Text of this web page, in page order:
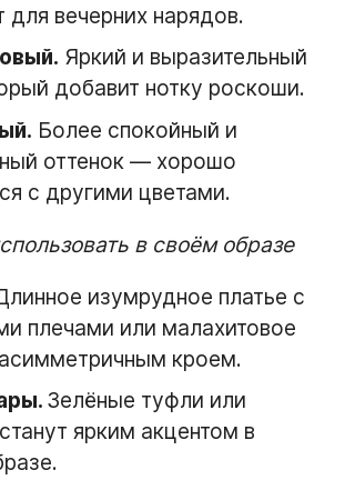
для вечерних нарядов.
Яркий и выразительный
добавит нотку роскоши.
Более спокойный и
оттенок — хорошо
с другими цветами.
в своём образе
изумрудное платье с
плечами или малахитовое
кроем.
Зелёные туфли или
ярким акцентом в